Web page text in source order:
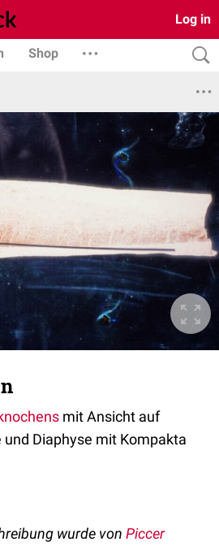
Log in
Shop
mit Ansicht auf
Diaphyse mit Kompakta
wurde von Piccer